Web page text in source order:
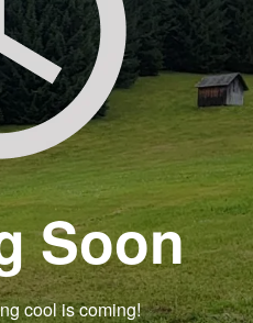
Soon
cool is coming!